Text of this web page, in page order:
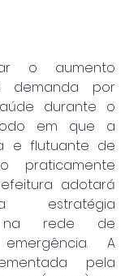
o aumento
demanda por
durante o
em que a
e flutuante de
praticamente
adotará
estratégia
na rede de
A
pela